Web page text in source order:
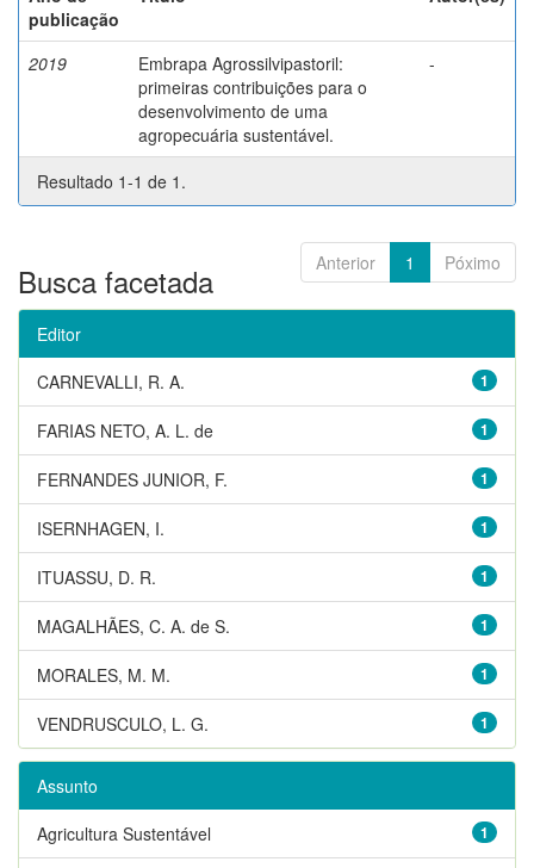
publicação
2019
Embrapa Agrossilvipastoril:
primeiras contribuições para o
desenvolvimento de uma
agropecuária sustentável.
-
Resultado 1-1 de 1.
Anterior 1 Póximo
Busca facetada
Editor
1
CARNEVALLI, R. A.
1
FARIAS NETO, A. L. de
1
FERNANDES JUNIOR, F.
1
ISERNHAGEN, I.
1
ITUASSU, D. R.
1
MAGALHÃES, C. A. de S.
1
MORALES, M. M.
1
VENDRUSCULO, L. G.
Assunto
1
Agricultura Sustentável